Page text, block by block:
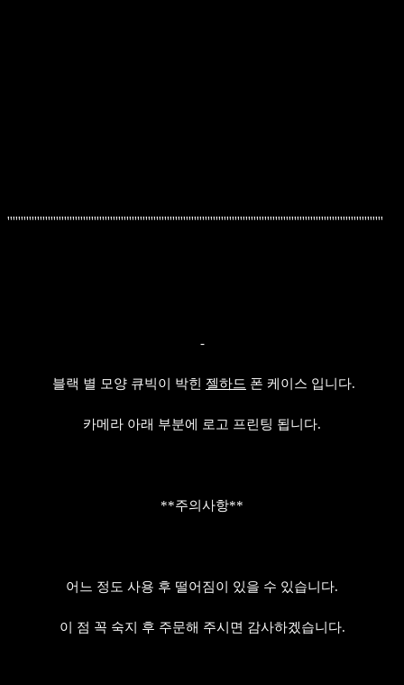
'''''''''''''''''''''''''''''''''''''''''''''''''''''''''''''''''''''''''''''''''''''''''''''''''''''''''''''''''''''''''''''''''''''''''''
-
블랙 별 모양 큐빅이 박힌 젤하드 폰 케이스 입니다.
카메라 아래 부분에 로고 프린팅 됩니다.
**주의사항**
어느 정도 사용 후 떨어짐이 있을 수 있습니다.
이 점 꼭 숙지 후 주문해 주시면 감사하겠습니다.